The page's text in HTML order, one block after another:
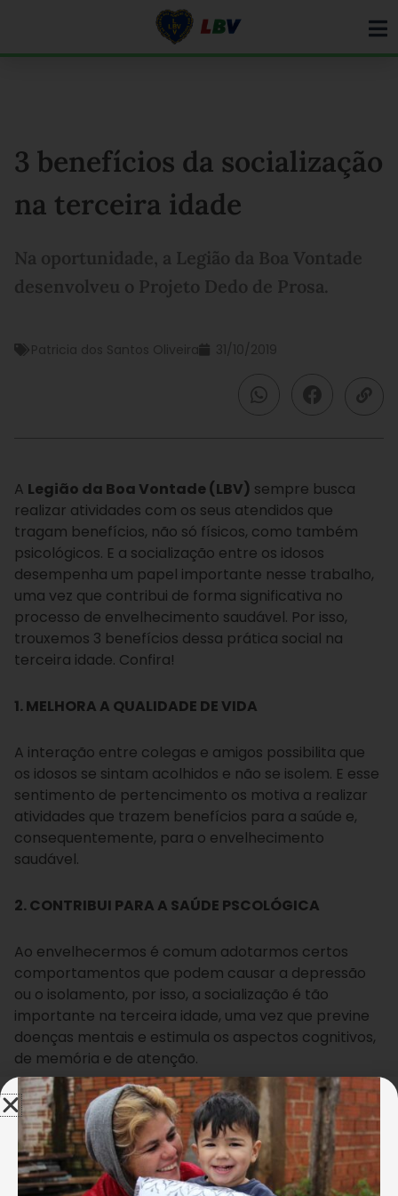
3 benefícios da socialização
na terceira idade
Na oportunidade, a Legião da Boa Vontade
desenvolveu o Projeto Dedo de Prosa.
Patricia dos Santos Oliveira 31/10/2019
A Legião da Boa Vontade (LBV) sempre busca
realizar atividades com os seus atendidos que
tragam benefícios, não só físicos, como também
psicológicos. E a socialização entre os idosos
desempenha um papel importante nesse trabalho,
uma vez que contribui de forma significativa no
processo de envelhecimento saudável. Por isso,
trouxemos 3 benefícios dessa prática social na
terceira idade. Confira!
1. MELHORA A QUALIDADE DE VIDA
A interação entre colegas e amigos possibilita que
os idosos se sintam acolhidos e não se isolem. E esse
sentimento de pertencimento os motiva a realizar
atividades que trazem benefícios para a saúde e,
consequentemente, para o envelhecimento
saudável.
2. CONTRIBUI PARA A SAÚDE PSCOLÓGICA
Ao envelhecermos é comum adotarmos certos
comportamentos que podem causar a depressão
ou o isolamento, por isso, a socialização é tão
importante na terceira idade, uma vez que previne
doenças mentais e estimula os aspectos cognitivos,
de memória e de atenção.
3. MOTIVAÇÃO
A motivação é um dos principais benefícios da
socialização. Quando os idosos participam de grupos